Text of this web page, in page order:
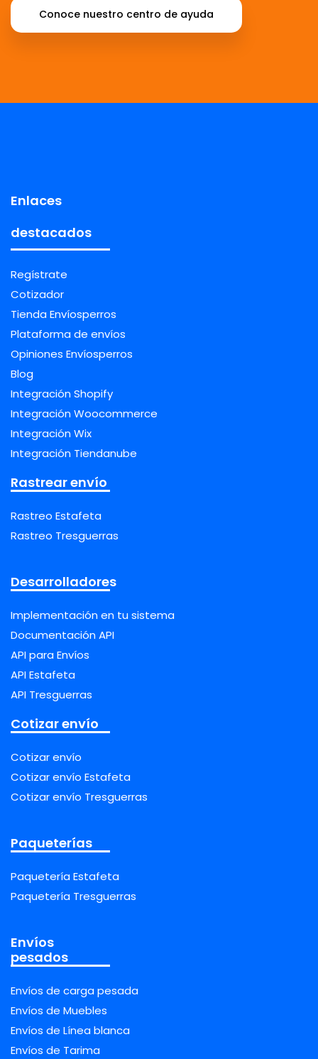
Conoce nuestro centro de ayuda
Enlaces
destacados
Regístrate
Cotizador
Tienda Envíosperros
Plataforma de envíos
Opiniones Envíosperros
Blog
Integración Shopify
Integración Woocommerce
Integración Wix
Integración Tiendanube
Rastrear envío
Rastreo Estafeta
Rastreo Tresguerras
Desarrolladores
Implementación en tu sistema
Documentación API
API para Envíos
API Estafeta
API Tresguerras
Cotizar envío
Cotizar envío
Cotizar envío Estafeta
Cotizar envío Tresguerras
Paqueterías
Paquetería Estafeta
Paquetería Tresguerras
Envíos
pesados
Envíos de carga pesada
Envíos de Muebles
Envíos de Línea blanca
Envíos de Tarima